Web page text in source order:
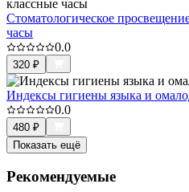
Стоматологическое
часы
0.0
320 ₽
Индексы гигиены языка и
0.0
480 ₽
Показать ещё
Рекомендуемые